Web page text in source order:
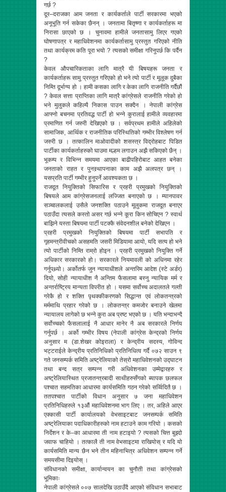
गर्छ ?
दूर–दराजका आम जनता र कार्यकर्ताले पार्टी सरकारमा भएको
अनूभूति गर्न सकेका छैनन् । जनतामा बितृष्णा र कार्यकर्ताहरू मा
निरासा छाएको छ । चुनावमा हामीले जनतासामु लिएर गएको
घोषणापत्र र महाधिवेशनमा कार्यकर्तासामु प्रस्तुत गरिएको नीति
तथा कार्यक्रम कति पूरा भयो ? त्यसको समीक्षा गरिनुपर्छ कि पर्दैन
?
केवल औपचारिकताका लागि मात्रै यी बिषयहरू जनता र
कार्यकर्ताहरू सामु प्रस्तुत गरिएको हो भने त्यो पार्टी र मूलूक दुबैका
निम्ति दूर्भाग्य हो । हामी कसका लागि र केका लागि राजनीति गर्दैछौं
? केवल सत्ता प्राप्तिका लागि मात्रै कांग्रेसले राजनीति गरेको हो
भने मुलुकले कहिल्यै निकास पाउन सक्दैन । नेपाली कांग्रेस
आफ्नो बचनमा प्रतिवद्ध पार्टी हो भन्ने कुरालाई हामीले व्यवहारमा
प्रमाणित गर्न जरुरी देखिएको छ । सर्वप्रथम हामीले अहिलेको
सामाजिक, आर्थिक र राजनीतिक परिस्थितिको गम्भीर विश्लेषण गर्न
जरुरी छ । तत्कालिन माओवादीको शसस्त्र विद्रोहबाट पिडित
पार्टीका कार्यकर्ताहरुको घाउमा मल्हम लगाउन अझै सकिएको छैन् ।
भूकम्प र विभिन्न समयमा आएका बाढीपहिरोबाट आहत बनेका
जनताको राहत र पुनस्र्थापनाका काम अझै अलपत्र छन् ।
यसप्रति पार्टी गम्भीर हुनुपर्ने आवश्यकता छ ।
राजदूत नियुक्तिको सिफारिस र प्रहरी प्रमुखको नियुक्तिको
बिषयले आम कांग्रेसजनलाई लज्जित बनाएको छ । म्यानपावर
सञ्चालकलाई उसैले जनशक्ति पठाउने मूलुकमा राजदूत बनाएर
पठाउँदा त्यसले कस्तो असर गर्छ भन्ने कूरा किन सोचिएन ? स्वार्थ
बाझिने यस्ता बिषयमा पार्टी पटक्कै संवेदनशील बनेको देखिएन ।
प्रहरी प्रमुखको नियुक्तिको बिषयमा पार्टी सभापति र
गृहमन्त्रीवीचको असहमति जसरी मिडियामा आयो, यदि सत्य हो भने
त्यो पार्टीको निम्ति राम्रो होइन । प्रहरी प्रमुखको नियुक्ति गर्ने
अधिकार सरकारको हो। सरकारले नियमावली को अधिनमा रहेर
गर्नुपथ्र्यो। अर्कोतर्फ जुन न्यायाधीशले अन्तरिम आदेश (स्टे अर्डर)
दियो, सोही न्यायाधीश नै अन्तिम फैसलामा बस्नु न्यायिक मर्म र
अन्तर्राष्ट्रिय मान्यता विपरीत हो । यसमा सर्वोच्च अदालतले गल्ती
गरेकै हो र शक्ति पृथक्कीकरणको सिद्धान्त एवं लोकतन्त्रको
मर्ममाथि प्रहार गरेको छ । लोकतन्त्र कमजोर बनाउने खेलमा
न्यायालय लागेको छ भन्ने कुरा अब प्रष्ट भएको छ । यति भन्दाभन्दै
सर्वोच्चको फैसलालाई नै आधार मानेर नै अब सरकारले निर्णय
गर्नुपर्छ । अर्को गम्भीर विषय (नेपाली कांग्रेस केन्द्रको निर्णय
अनुसार म (डा.शेखर कोइराला) र केन्द्रीय सदस्य, गोविन्द
भट्टराईले केन्द्रीय प्रतिनिधिको प्रतिनिधित्व गर्दै ०७२ साउन ९
गते जनसम्पर्क समिति अष्ट्रेलियाको तेस्रो महाधिवेशनको उद्घाटन
तथा बन्द सत्र सम्पन्न गरी अधिवेशनका उम्मेद्वारहरु र
अष्ट्रेलियास्थित प्रजातन्त्रबादी साथीहरुसँगको ब्यापक छलफल
पश्चात सहमतिका आधारमा कार्यसमिति गठन गरेको सर्व्विदितै छ ।
ततपश्चात पार्टीको विधान अनुसार ७ जना महाधिवेशन
प्रतिनिधिहरुले १३औं महाधिवेशनमा भाग लिए । तर, अहिले आएर
एक्कासी पार्टी कार्यालयको वेभसाइटबाट जनसम्पर्क समिति
अष्ट्रेलियाका पदाधिकारीहरुको नाम हटाउने काम गरियो । कसको
निर्देशन र के–का आधारमा ती नाम हटाइयो ? त्यसको चित्त बुझ्दो
जवाफ चाहियो । तत्कालै ती नाम वेभसाइटमा राखियोस् र यदि यो
कार्यसमिति मान्य छैन भने तीन महिनाभित्र अधिवेशन सम्पन्न गर्ने
समयसीमा दिइयोस् ।
संविधानको समीक्षा, कार्यान्वयन का चुनौती तथा कांग्रेसको
भूमिकाः
नेपाली कांग्रेसले ००७ सालदेखि उठाउँदै आएको संविधान सभाबाट